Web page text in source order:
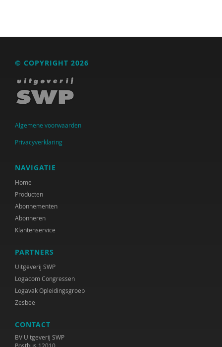
© COPYRIGHT 2026
Algemene voorwaarden
Privacyverklaring
NAVIGATIE
Home
Producten
Abonnementen
Abonneren
Klantenservice
PARTNERS
Uitgeverij SWP
Logacom Congressen
Logavak Opleidingsgroep
Zesbee
CONTACT
BV Uitgeverij SWP